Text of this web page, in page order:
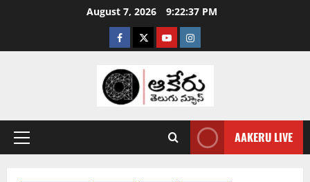
August 7, 2026 9:22:38 PM
AAKERU LIVE